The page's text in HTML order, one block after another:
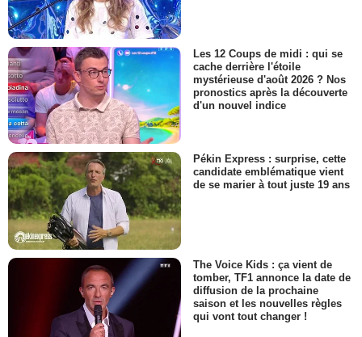
Les 12 Coups de midi : qui se
cache derrière l'étoile
mystérieuse d'août 2026 ? Nos
pronostics après la découverte
d'un nouvel indice
Pékin Express : surprise, cette
candidate emblématique vient
de se marier à tout juste 19 ans
The Voice Kids : ça vient de
tomber, TF1 annonce la date de
diffusion de la prochaine
saison et les nouvelles règles
qui vont tout changer !